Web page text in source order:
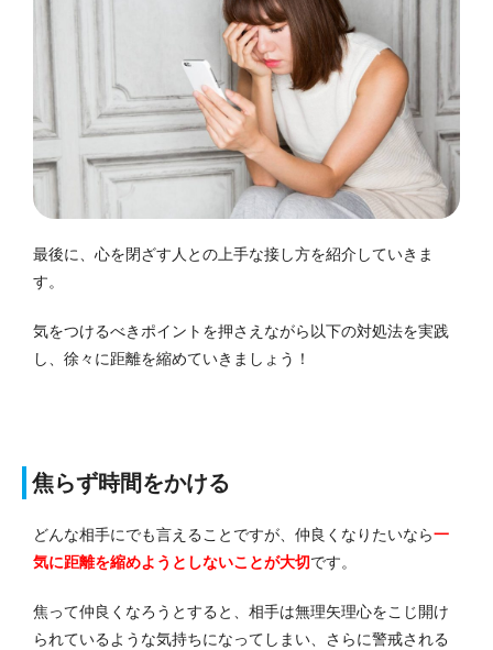
最後に、心を閉ざす人との上手な接し方を紹介していきま
す。
気をつけるべきポイントを押さえながら以下の対処法を実践
し、徐々に距離を縮めていきましょう！
焦らず時間をかける
どんな相手にでも言えることですが、仲良くなりたいなら一
気に距離を縮めようとしないことが大切です。
焦って仲良くなろうとすると、相手は無理矢理心をこじ開け
られているような気持ちになってしまい、さらに警戒される